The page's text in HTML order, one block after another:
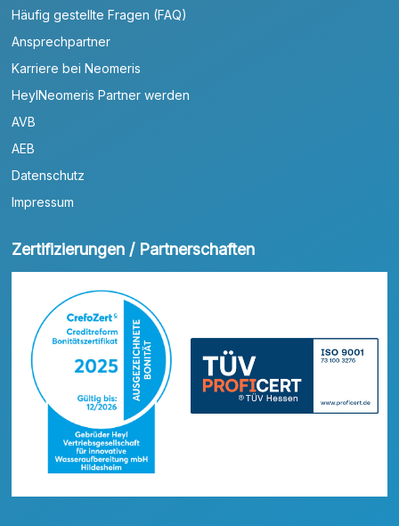
Häufig gestellte Fragen (FAQ)
Ansprechpartner
Karriere bei Neomeris
HeylNeomeris Partner werden
AVB
AEB
Datenschutz
Impressum
Zertifizierungen / Partnerschaften